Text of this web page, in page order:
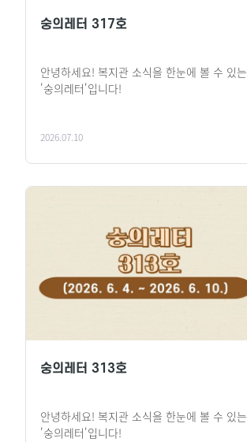
숭의레터 317호
안녕하세요! 복지관 소식을 한눈에 볼 수 있는
'숭의레터'입니다!
2026.07.10
숭의레터 313호
안녕하세요! 복지관 소식을 한눈에 볼 수 있는
'숭의레터'입니다!